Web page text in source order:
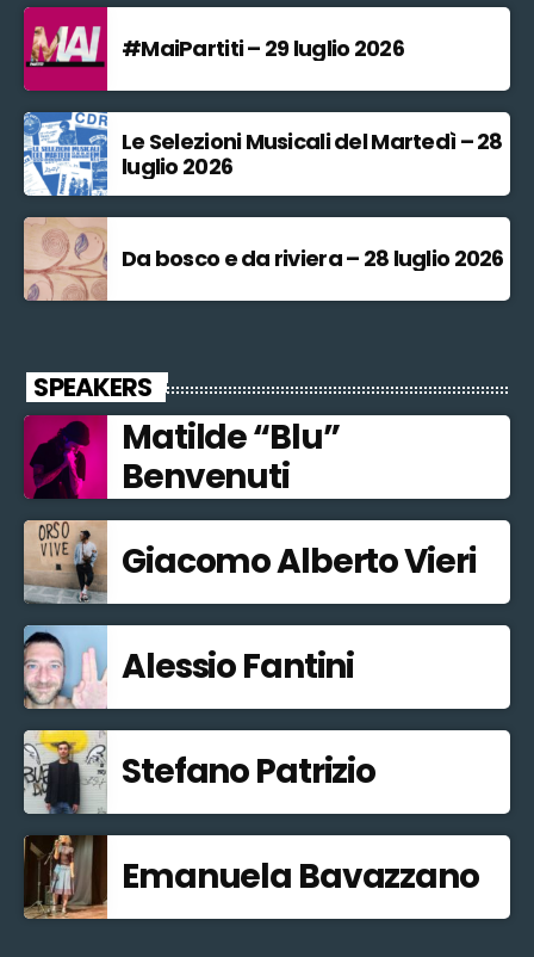
#MaiPartiti – 29 luglio 2026
Le Selezioni Musicali del Martedì – 28
luglio 2026
Da bosco e da riviera – 28 luglio 2026
SPEAKERS
Matilde “Blu”
Benvenuti
Giacomo Alberto Vieri
Alessio Fantini
Stefano Patrizio
Emanuela Bavazzano